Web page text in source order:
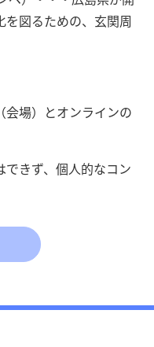
図るための、玄関周
会場）とオンラインの
きず、個人的なコン